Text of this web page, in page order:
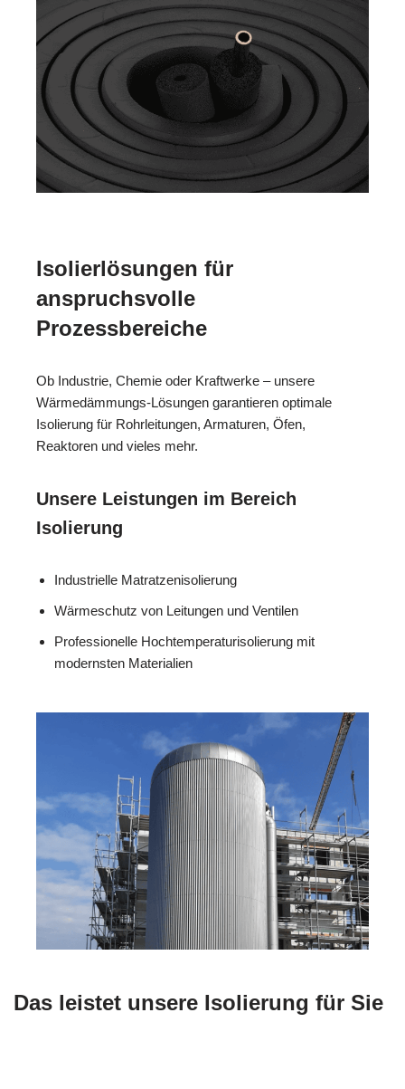
Isolierlösungen für
anspruchsvolle
Prozessbereiche
Ob Industrie, Chemie oder Kraftwerke – unsere
Wärmedämmungs-Lösungen garantieren optimale
Isolierung für Rohrleitungen, Armaturen, Öfen,
Reaktoren und vieles mehr.
Unsere Leistungen im Bereich
Isolierung
Industrielle Matratzenisolierung
Wärmeschutz von Leitungen und Ventilen
Professionelle Hochtemperaturisolierung mit
modernsten Materialien
Das leistet unsere Isolierung für Sie